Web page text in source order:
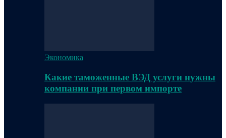
Экономика
Какие таможенные ВЭД услуги нужны
компании при первом импорте